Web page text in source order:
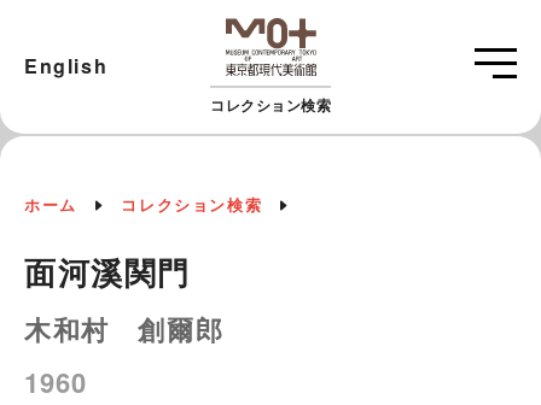
コレクション検索
English
ホーム コレクション検索
面河溪関門
木和村 創爾郎
1960